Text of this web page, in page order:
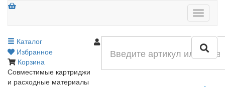
Меню
Каталог
Избранное
Корзина
Совместимые картриджи
и расходные материалы